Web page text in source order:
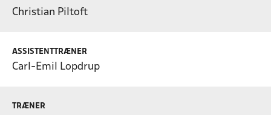
Christian Piltoft
ASSISTENTTRÆNER
Carl-Emil Lopdrup
TRÆNER